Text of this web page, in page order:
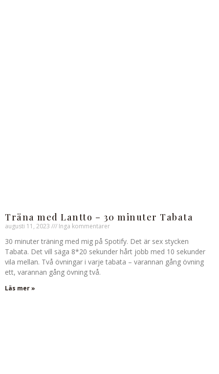
Träna med Lantto – 30 minuter Tabata
augusti 11, 2023 Inga kommentarer
30 minuter träning med mig på Spotify. Det är sex stycken
Tabata. Det vill säga 8*20 sekunder hårt jobb med 10 sekunder
vila mellan. Två övningar i varje tabata – varannan gång övning
ett, varannan gång övning två.
Läs mer »